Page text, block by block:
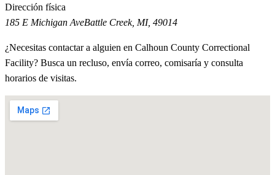
Dirección física
185 E Michigan AveBattle Creek, MI, 49014
¿Necesitas contactar a alguien en Calhoun County Correctional
Facility? Busca un recluso, envía correo, comisaría y consulta
horarios de visitas.